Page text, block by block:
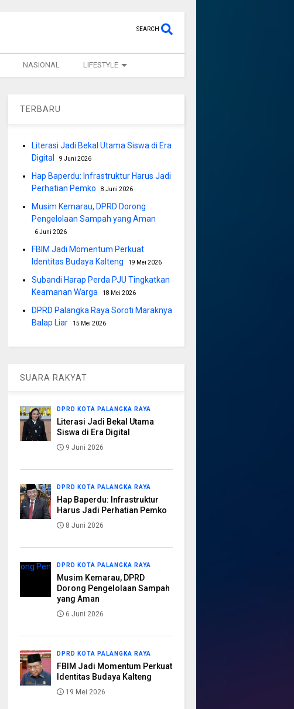
SEARCH
NASIONAL LIFESTYLE
TERBARU
Literasi Jadi Bekal Utama Siswa di Era
Digital
9 Juni 2026
Hap Baperdu: Infrastruktur Harus Jadi
Perhatian Pemko
8 Juni 2026
Musim Kemarau, DPRD Dorong
Pengelolaan Sampah yang Aman
6 Juni 2026
FBIM Jadi Momentum Perkuat
Identitas Budaya Kalteng
19 Mei 2026
Subandi Harap Perda PJU Tingkatkan
Keamanan Warga
18 Mei 2026
DPRD Palangka Raya Soroti Maraknya
Balap Liar
15 Mei 2026
SUARA RAKYAT
DPRD KOTA PALANGKA RAYA
Literasi Jadi Bekal Utama
Siswa di Era Digital
9 Juni 2026
DPRD KOTA PALANGKA RAYA
Hap Baperdu: Infrastruktur
Harus Jadi Perhatian Pemko
8 Juni 2026
DPRD KOTA PALANGKA RAYA
Musim Kemarau, DPRD
Dorong Pengelolaan Sampah
yang Aman
6 Juni 2026
DPRD KOTA PALANGKA RAYA
FBIM Jadi Momentum Perkuat
Identitas Budaya Kalteng
19 Mei 2026